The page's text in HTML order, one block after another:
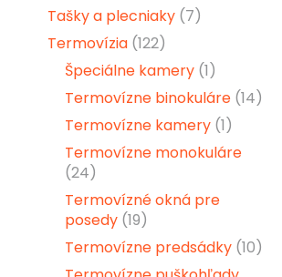
Tašky a plecniaky (7)
Termovízia (122)
Špeciálne kamery (1)
Termovízne binokuláre (14)
Termovízne kamery (1)
Termovízne monokuláre
(24)
Termovízné okná pre
posedy (19)
Termovízne predsádky (10)